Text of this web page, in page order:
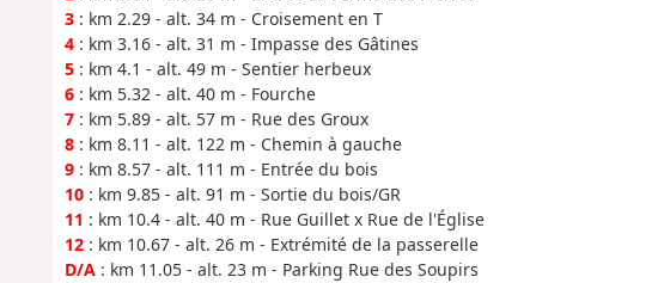
3: km 2.29 - alt. 34 m - Croisement en T
4: km 3.16 - alt. 31 m - Impasse des Gâtines
5: km 4.1 - alt. 49 m - Sentier herbeux
6: km 5.32 - alt. 40 m - Fourche
7: km 5.89 - alt. 57 m - Rue des Groux
8: km 8.11 - alt. 122 m - Chemin à gauche
9: km 8.57 - alt. 111 m - Entrée du bois
10: km 9.85 - alt. 91 m - Sortie du bois/GR
11 : km 10.4 - alt. 40 m - Rue Guillet x Rue de l'Église
12: km 10.67 - alt. 26 m - Extrémité de la passerelle
D/A: km 11.05 - alt. 23 m - Parking Rue des Soupirs